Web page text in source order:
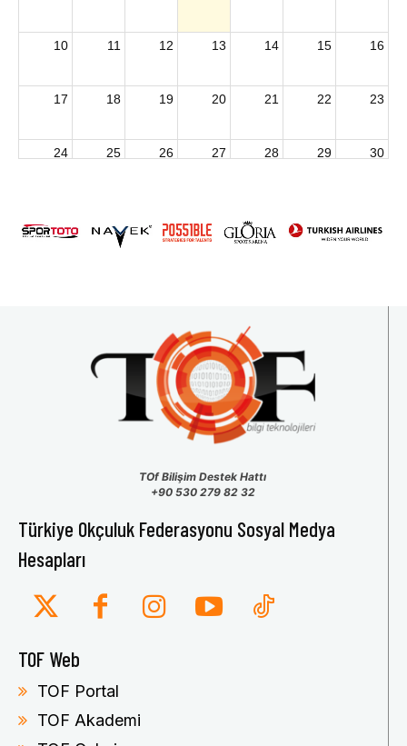
10 11 12 13 14 15 16
17 18 19 20 21 22 23
24 25 26 27 28 29 30
TOf Bilişim Destek Hattı
+90 530 279 82 32
Türkiye Okçuluk Federasyonu Sosyal Medya
Hesapları
TOF Web
TOF Portal
TOF Akademi